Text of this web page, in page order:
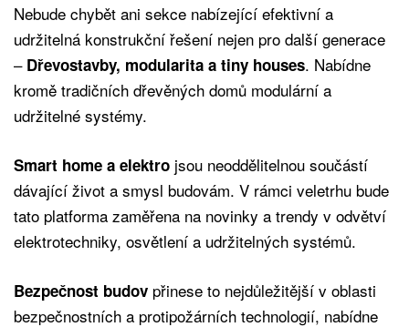
Nebude chybět ani sekce nabízející efektivní a
udržitelná konstrukční řešení nejen pro další generace
– Dřevostavby, modularita a tiny houses. Nabídne
kromě tradičních dřevěných domů modulární a
udržitelné systémy.
Smart home a elektro jsou neoddělitelnou součástí
dávající život a smysl budovám. V rámci veletrhu bude
tato platforma zaměřena na novinky a trendy v odvětví
elektrotechniky, osvětlení a udržitelných systémů.
Bezpečnost budov přinese to nejdůležitější v oblasti
bezpečnostních a protipožárních technologií, nabídne